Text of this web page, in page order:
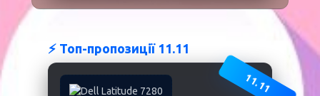
⚡ Топ-пропозиції 11.11
11.11